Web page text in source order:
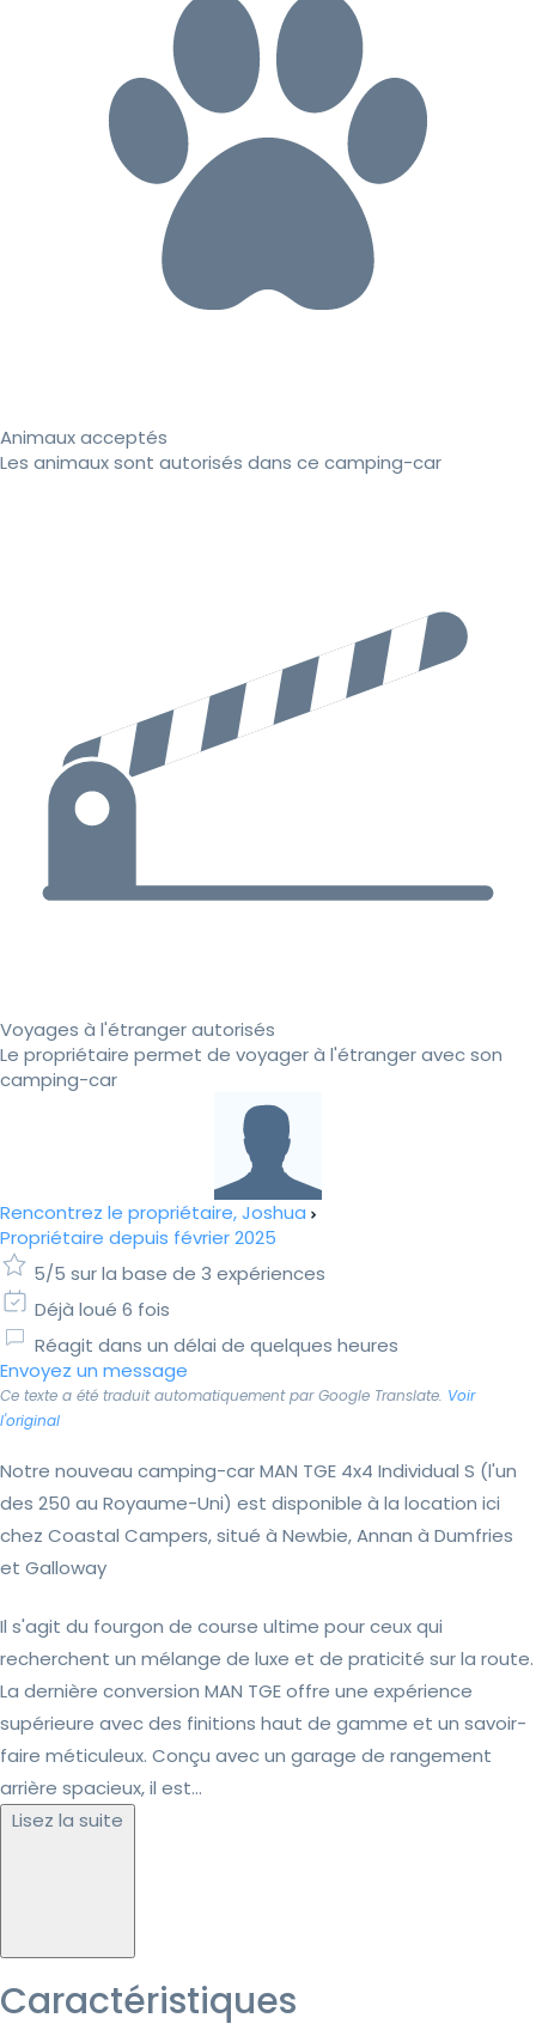
Animaux acceptés
Les animaux sont autorisés dans ce camping-car
Voyages à l'étranger autorisés
Le propriétaire permet de voyager à l'étranger avec son
camping-car
Rencontrez le propriétaire, Joshua
Propriétaire depuis février 2025
5/5 sur la base de 3 expériences
Déjà loué 6 fois
Réagit dans un délai de quelques heures
Envoyez un message
Ce texte a été traduit automatiquement par Google Translate. Voir
l'original
Notre nouveau camping-car MAN TGE 4x4 Individual S (l'un
des 250 au Royaume-Uni) est disponible à la location ici
chez Coastal Campers, situé à Newbie, Annan à Dumfries
et Galloway
Il s'agit du fourgon de course ultime pour ceux qui
recherchent un mélange de luxe et de praticité sur la route.
La dernière conversion MAN TGE offre une expérience
supérieure avec des finitions haut de gamme et un savoir-
faire méticuleux. Conçu avec un garage de rangement
arrière spacieux, il est...
Lisez la suite
Caractéristiques